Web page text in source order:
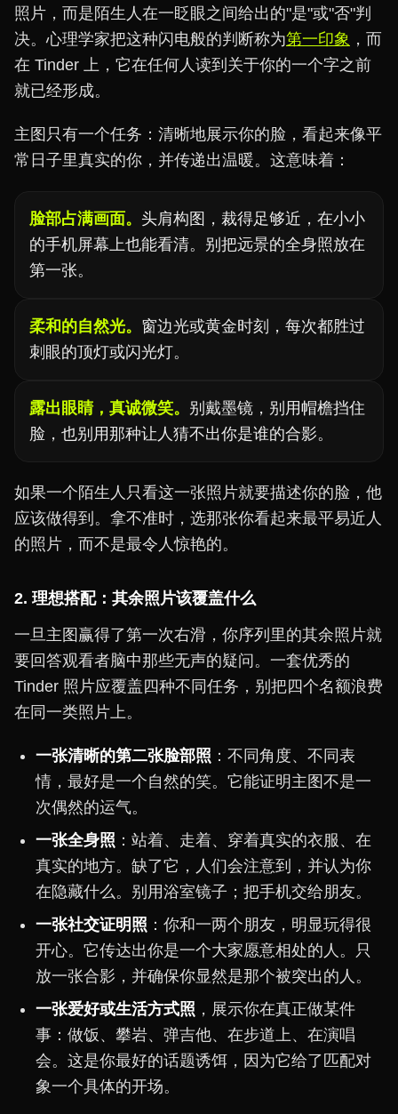
照片，而是陌生人在一眨眼之间给出的"是"或"否"判
决。心理学家把这种闪电般的判断称为第一印象 ，而
在 Tinder 上，它在任何人读到关于你的一个字之前
就已经形成。
主图只有一个任务：清晰地展示你的脸，看起来像平
常日子里真实的你，并传递出温暖。这意味着：
脸部占满画面。 头肩构图，裁得足够近，在小小
的手机屏幕上也能看清。别把远景的全身照放在
第一张。
柔和的自然光。 窗边光或黄金时刻，每次都胜过
刺眼的顶灯或闪光灯。
露出眼睛，真诚微笑。 别戴墨镜，别用帽檐挡住
脸，也别用那种让人猜不出你是谁的合影。
如果一个陌生人只看这一张照片就要描述你的脸，他
应该做得到。拿不准时，选那张你看起来最平易近人
的照片，而不是最令人惊艳的。
2. 理想搭配：其余照片该覆盖什么
一旦主图赢得了第一次右滑，你序列里的其余照片就
要回答观看者脑中那些无声的疑问。一套优秀的
Tinder 照片应覆盖四种不同任务，别把四个名额浪费
在同一类照片上。
一张清晰的第二张脸部照 ：不同角度、不同表
情，最好是一个自然的笑。它能证明主图不是一
次偶然的运气。
一张全身照 ：站着、走着、穿着真实的衣服、在
真实的地方。缺了它，人们会注意到，并认为你
在隐藏什么。别用浴室镜子；把手机交给朋友。
一张社交证明照 ：你和一两个朋友，明显玩得很
开心。它传达出你是一个大家愿意相处的人。只
放一张合影，并确保你显然是那个被突出的人。
一张爱好或生活方式照 ，展示你在真正做某件
事：做饭、攀岩、弹吉他、在步道上、在演唱
会。这是你最好的话题诱饵，因为它给了匹配对
象一个具体的开场。